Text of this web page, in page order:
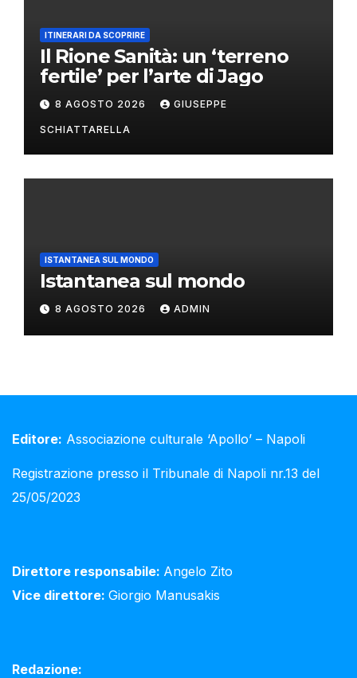
ITINERARI DA SCOPRIRE
Il Rione Sanità: un ‘terreno
fertile’ per l’arte di Jago
8 AGOSTO 2026 GIUSEPPE
SCHIATTARELLA
ISTANTANEA SUL MONDO
Istantanea sul mondo
8 AGOSTO 2026 ADMIN
Editore: Associazione culturale ‘Apollo’ – Napoli
Registrazione presso il Tribunale di Napoli nr.13 del
25/05/2023
Direttore responsabile: Angelo Zito
Vice direttore: Giorgio Manusakis
Redazione: